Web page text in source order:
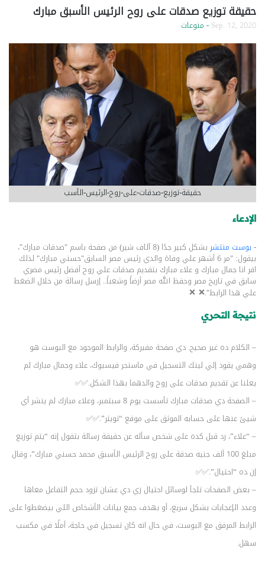
حقيقة توزيع صدقات على روح الرئيس الأسبق مبارك
Sep. 12, 2020 - منوعات
حقيقة-توزيع-صدقات-على-روح-الرئيس-الأسب
الإدعاء
- بوست منتشر بشكل كبير جدًا (8 آلاف شير) من صفحة باسم "صدقات مبارك"،
بيقول: "مر 6 أشهر علي وفاة والدي رئيس مصر السابق"حسني مبارك" لذلك
اقر انا جمال مبارك و علاء مبارك بتقديم صدقات علي روح أفضل رئيس مصري
سابق في تاريخ مصر وحفظ الله مصر أرضاََ وشعباََ.. إرسل رسالة من خلال الضغط
علي هذا الرابط".
نتيجة التحري
– الكلام ده غير صحيح. دي صفحة مفبركة، والرابط الموجود مع البوست هو
وهمي يقود إلي لينك التسجيل في ماسنجر فيسبوك، علاء وجمال مبارك لم
يعلنا عن تقديم صدقات على روح والدهما بهذا الشكل.✅✅
– الصفحة دي صدقات مبارك تأسست يوم 8 سبتمبر، وعلاء مبارك لم ينشر أي
شيئ عنها على حسابه الموثق على موقع “تويتر”.✅✅
– “علاء”، رد قبل كده على شخص سأله عن حقيقة رسالة بتقول إنه “يتم توزيع
مبلغ 100 ألف جنيه صدقة على روح الرئيس الأسبق محمد حسني مبارك”، وقال
إن ده “احتيال”.✅✅
– بعض الصفحات تلجأ لوسائل احتيال زي دي عشان تزود حجم التفاعل معاها
وعدد الإعجابات بشكل سريع، أو بهدف جمع بيانات الأشخاص اللي بيضغطوا على
الرابط المرفق مع البوست، في حال انه كان تسجيل في حاجة، أملًا في مكسب
سهل.